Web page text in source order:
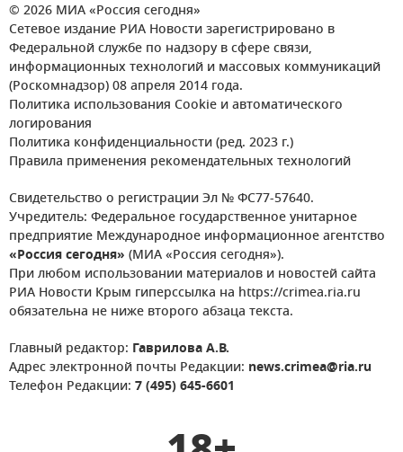
© 2026 МИА «Россия сегодня»
Сетевое издание РИА Новости зарегистрировано в
Федеральной службе по надзору в сфере связи,
информационных технологий и массовых коммуникаций
(Роскомнадзор) 08 апреля 2014 года.
Политика использования Cookie и автоматического
логирования
Политика конфиденциальности (ред. 2023 г.)
Правила применения рекомендательных технологий
Свидетельство о регистрации Эл № ФС77-57640.
Учредитель: Федеральное государственное унитарное
предприятие Международное информационное агентство
«Россия сегодня» (МИА «Россия сегодня»).
При любом использовании материалов и новостей сайта
РИА Новости Крым гиперссылка на https://crimea.ria.ru
обязательна не ниже второго абзаца текста.
Главный редактор: Гаврилова А.В.
Адрес электронной почты Редакции: news.crimea@ria.ru
Телефон Редакции: 7 (495) 645-6601